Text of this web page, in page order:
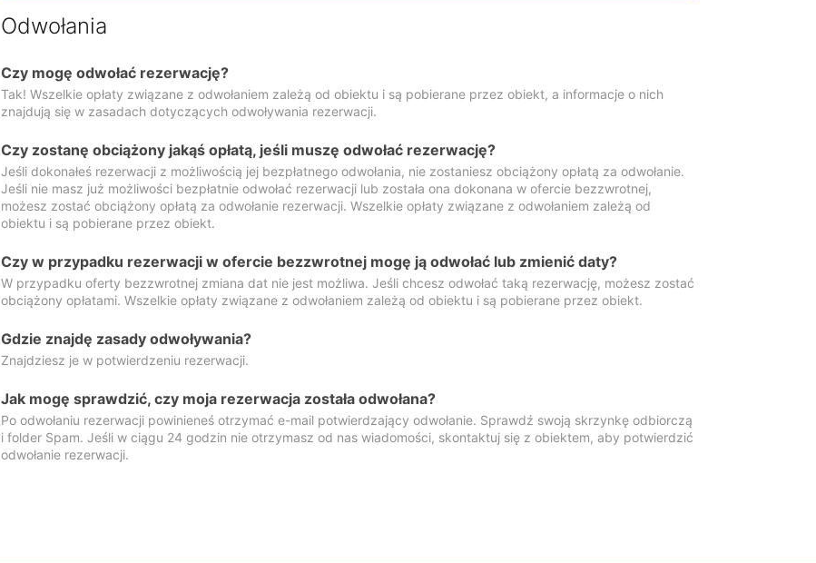
Odwołania
Czy mogę odwołać rezerwację?
Tak! Wszelkie opłaty związane z odwołaniem zależą od obiektu i są pobierane przez obiekt, a informacje o nich
znajdują się w zasadach dotyczących odwoływania rezerwacji.
Czy zostanę obciążony jakąś opłatą, jeśli muszę odwołać rezerwację?
Jeśli dokonałeś rezerwacji z możliwością jej bezpłatnego odwołania, nie zostaniesz obciążony opłatą za odwołanie.
Jeśli nie masz już możliwości bezpłatnie odwołać rezerwacji lub została ona dokonana w ofercie bezzwrotnej,
możesz zostać obciążony opłatą za odwołanie rezerwacji. Wszelkie opłaty związane z odwołaniem zależą od
obiektu i są pobierane przez obiekt.
Czy w przypadku rezerwacji w ofercie bezzwrotnej mogę ją odwołać lub zmienić daty?
W przypadku oferty bezzwrotnej zmiana dat nie jest możliwa. Jeśli chcesz odwołać taką rezerwację, możesz zostać
obciążony opłatami. Wszelkie opłaty związane z odwołaniem zależą od obiektu i są pobierane przez obiekt.
Gdzie znajdę zasady odwoływania?
Znajdziesz je w potwierdzeniu rezerwacji.
Jak mogę sprawdzić, czy moja rezerwacja została odwołana?
Po odwołaniu rezerwacji powinieneś otrzymać e-mail potwierdzający odwołanie. Sprawdź swoją skrzynkę odbiorczą
i folder Spam. Jeśli w ciągu 24 godzin nie otrzymasz od nas wiadomości, skontaktuj się z obiektem, aby potwierdzić
odwołanie rezerwacji.